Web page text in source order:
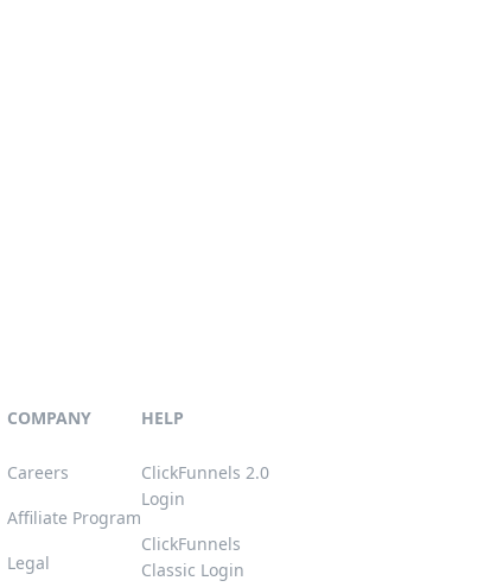
COMPANY
Careers
Affiliate Program
Legal
HELP
ClickFunnels 2.0
Login
ClickFunnels
Classic Login